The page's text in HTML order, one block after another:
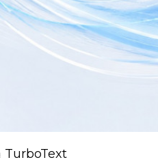
TurboText